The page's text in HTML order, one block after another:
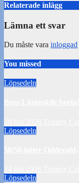
Relaterade inlägg
Lämna ett svar
Du måste vara inloggad
You missed
Löpsedeln
Löpsedeln
Löpsedeln